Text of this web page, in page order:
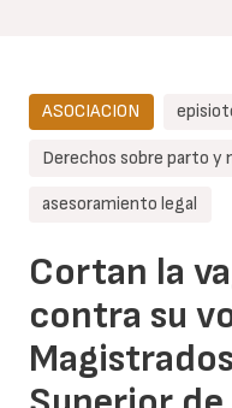
Cortan la
contra su
ASOCIACION
Derechos sobre parto y
asesoramiento legal